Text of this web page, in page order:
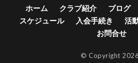
ホーム クラブ紹介 ブログ
スケジュール
入会手続き
活
お問合せ
© Copyright 2026